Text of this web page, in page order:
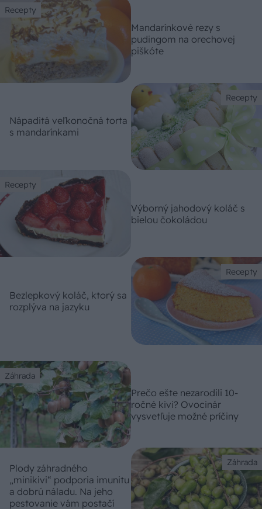
Recepty
Mandarínkové rezy s
pudingom na orechovej
piškóte
Recepty
Nápaditá veľkonočná torta
s mandarínkami
Recepty
Výborný jahodový koláč s
bielou čokoládou
Recepty
Bezlepkový koláč, ktorý sa
rozplýva na jazyku
Záhrada
Prečo ešte nezarodili 10-
ročné kivi? Ovocinár
vysvetľuje možné príčiny
Záhrada
Plody záhradného
„minikivi“ podporia imunitu
a dobrú náladu. Na jeho
pestovanie vám postačí